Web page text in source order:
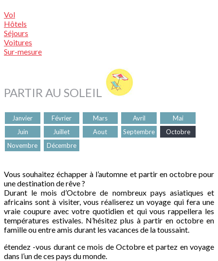
Vol
Hôtels
Séjours
Voitures
Sur-mesure
PARTIR AU SOLEIL
Janvier Février Mars Avril
Mai
Juin
Juillet Aout Septembre
Octobre
Novembre
Décembre
Vous souhaitez échapper à l’automne et partir en octobre pour
une destination de rêve ?
Durant le mois d’Octobre de nombreux pays asiatiques et
africains sont à visiter, vous réaliserez un voyage qui fera une
vraie coupure avec votre quotidien et qui vous rappellera les
températures estivales. N’hésitez plus à partir en octobre en
famille ou entre amis durant les vacances de la toussaint.
étendez -vous durant ce mois de Octobre et partez en voyage
dans l’un de ces pays du monde.